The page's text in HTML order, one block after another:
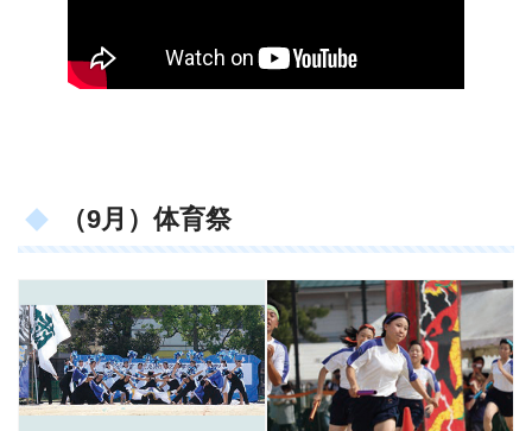
（9月）体育祭